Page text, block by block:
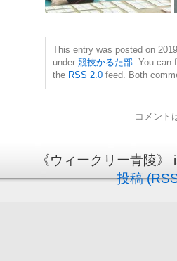
This entry was posted on
under 競技かるた部 . You
the RSS 2.0 feed. Both
コメント
《ウィークリー青陵
投稿